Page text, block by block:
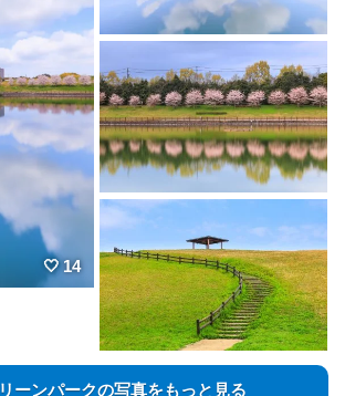
14
ーンパークの写真をもっと見る